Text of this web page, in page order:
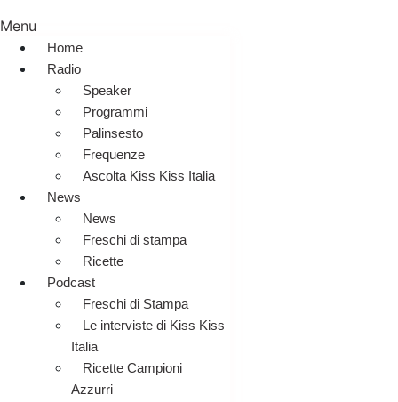
Menu
Home
Radio
Speaker
Programmi
Palinsesto
Frequenze
Ascolta Kiss Kiss Italia
News
News
Freschi di stampa
Ricette
Podcast
Freschi di Stampa
Le interviste di Kiss Kiss
Italia
Ricette Campioni
Azzurri